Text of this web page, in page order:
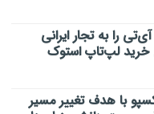
را به تجار ایرانی
لپ‌تاپ استوک
با هدف تغییر مسیر